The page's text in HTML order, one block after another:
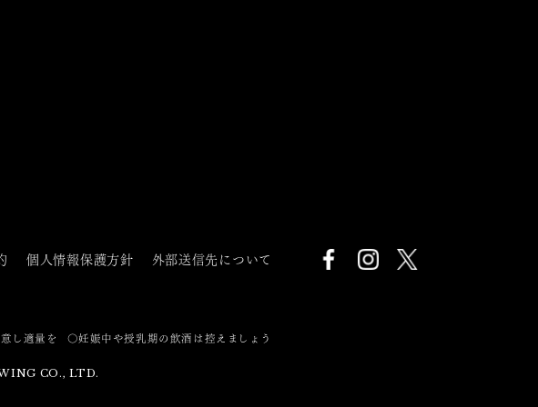
個人情報保護方針 外部送信先について
し適量を 〇妊娠中や授乳期の飲酒は控えましょう
CO., LTD.